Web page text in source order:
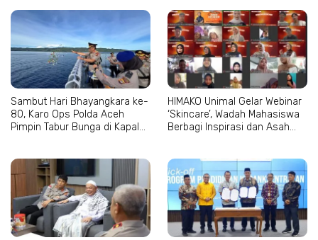
Sambut Hari Bhayangkara ke-
80, Karo Ops Polda Aceh
Pimpin Tabur Bunga di Kapal
HIMAKO Unimal Gelar Webinar
‘Skincare’, Wadah Mahasiswa
Berbagi Inspirasi dan Asah